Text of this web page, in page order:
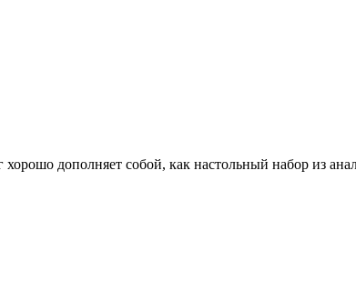
хорошо дополняет собой, как настольный набор из